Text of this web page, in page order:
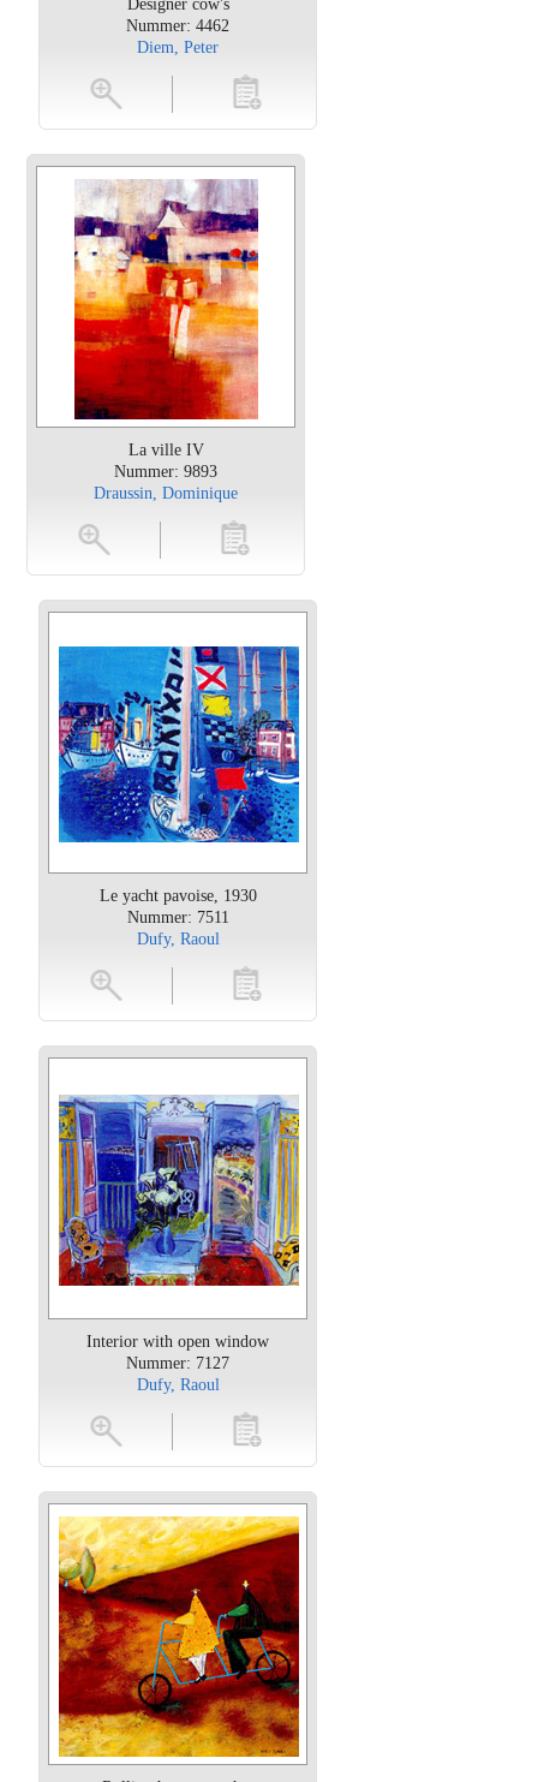
Designer cow's
Nummer: 4462
Diem, Peter
toevoegen
La ville IV
Nummer: 9893
Draussin, Dominique
toevoegen
Le yacht pavoise, 1930
Nummer: 7511
Dufy, Raoul
toevoegen
Interior with open window
Nummer: 7127
Dufy, Raoul
toevoegen